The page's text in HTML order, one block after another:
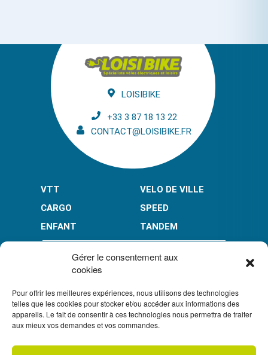
Gérer le consentement aux
cookies
Pour offrir les meilleures expériences, nous utilisons des technologies
telles que les cookies pour stocker et/ou accéder aux informations des
appareils. Le fait de consentir à ces technologies nous permettra de traiter
aux mieux vos demandes et vos commandes.
LOISIBIKE
+33 3 87 18 13 22
CONTACT@LOISIBIKE.FR
VTT
VELO DE VILLE
CARGO
SPEED
ENFANT
TANDEM
PAIEMENT EN PLUSIEURS FOIS* :
LIMITÉ À 3000 € POUR LE 10X. LIMITÉ À 6000 € POUR LE 3X ET 4X.
CONDITION GÉNÉRALES DE VENTE
POLITIQUE DE CONFIDENTIALITÉ